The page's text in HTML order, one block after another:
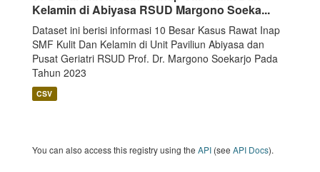
Kelamin di Abiyasa RSUD Margono Soeka...
Dataset ini berisi informasi 10 Besar Kasus Rawat Inap
SMF Kulit Dan Kelamin di Unit Paviliun Abiyasa dan
Pusat Geriatri RSUD Prof. Dr. Margono Soekarjo Pada
Tahun 2023
CSV
You can also access this registry using the API (see API Docs).